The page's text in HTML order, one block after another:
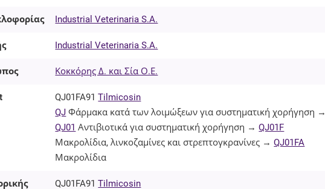
Industrial Veterinaria S.A.
Industrial Veterinaria S.A.
Κοκκόρης Δ. και Σία Ο.Ε.
QJ01FA91 Tilmicosin
QJ Φάρμακα κατά των λοιμώξεων για συστηματική χορήγηση →
QJ01 Αντιβιοτικά για συστηματική χορήγηση →QJ01F
Μακρολίδια, λινκοζαμίνες και στρεπτογκρανίνες →QJ01FA
Μακρολίδια
QJ01FA91 Tilmicosin